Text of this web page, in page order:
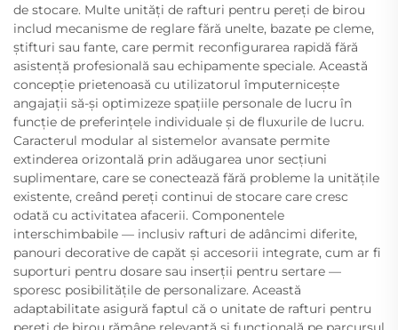
de stocare. Multe unități de rafturi pentru pereți de birou
includ mecanisme de reglare fără unelte, bazate pe cleme,
știfturi sau fante, care permit reconfigurarea rapidă fără
asistență profesională sau echipamente speciale. Această
concepție prietenoasă cu utilizatorul împuternicește
angajații să-și optimizeze spațiile personale de lucru în
funcție de preferințele individuale și de fluxurile de lucru.
Caracterul modular al sistemelor avansate permite
extinderea orizontală prin adăugarea unor secțiuni
suplimentare, care se conectează fără probleme la unitățile
existente, creând pereți continui de stocare care cresc
odată cu activitatea afacerii. Componentele
interschimbabile — inclusiv rafturi de adâncimi diferite,
panouri decorative de capăt și accesorii integrate, cum ar fi
suporturi pentru dosare sau inserții pentru sertare —
sporesc posibilitățile de personalizare. Această
adaptabilitate asigură faptul că o unitate de rafturi pentru